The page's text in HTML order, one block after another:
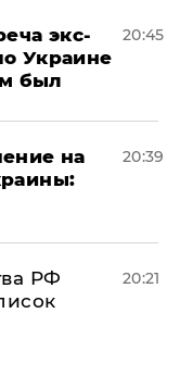
экс-
Украине
был
20:45
на
20:39
РФ
20:21